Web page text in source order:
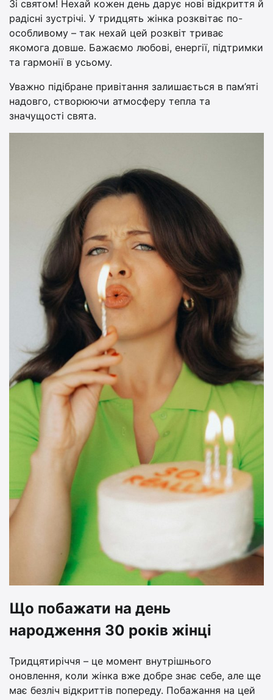
Зі святом! Нехай кожен день дарує нові відкриття й
радісні зустрічі. У тридцять жінка розквітає по-
особливому – так нехай цей розквіт триває
якомога довше. Бажаємо любові, енергії, підтримки
та гармонії в усьому.
Уважно підібране привітання залишається в пам’яті
надовго, створюючи атмосферу тепла та
значущості свята.
Що побажати на день
народження 30 років жінці
Тридцятиріччя – це момент внутрішнього
оновлення, коли жінка вже добре знає себе, але ще
має безліч відкриттів попереду. Побажання на цей